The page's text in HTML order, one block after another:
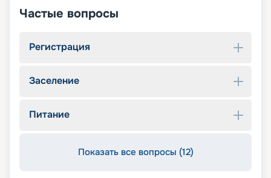
Частые вопросы
Регистрация
Заселение
Питание
Показать все вопросы (12)